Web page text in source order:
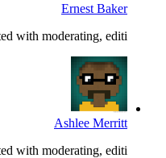
Ernest Baker
with moderating, editi...
Ashlee Merritt
with moderating, editi...